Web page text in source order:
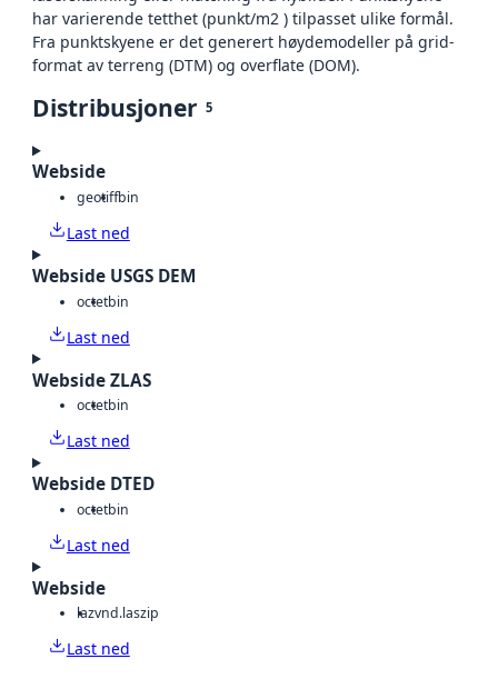
har varierende tetthet (punkt/m2 ) tilpasset ulike formål.
Fra punktskyene er det generert høydemodeller på grid-
format av terreng (DTM) og overflate (DOM).
Distribusjoner 5
Webside
geotiffbin
Last ned
Webside USGS DEM
octetbin
Last ned
Webside ZLAS
octetbin
Last ned
Webside DTED
octetbin
Last ned
Webside
lazvnd.laszip
Last ned